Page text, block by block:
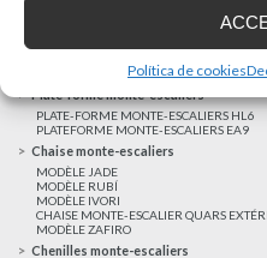
Política de cookies
ÉLÉVATEURS VERTICAUX BLE
Plate-forme monte-escaliers
PLATE-FORME MONTE-ESCALIERS HL6
PLATEFORME MONTE-ESCALIERS EA9
Chaise monte-escaliers
MODÈLE JADE
MODÈLE RUBÍ
MODÈLE IVORI
CHAISE MONTE-ESCALIER QUARS
MODÈLE ZAFIRO
Chenilles monte-escaliers